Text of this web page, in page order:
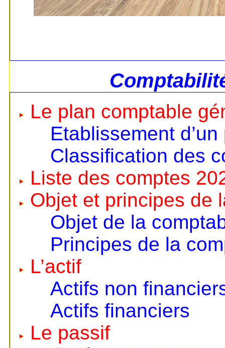
Le plan comptable
Etablissement
Classification des
Liste des comptes
Objet et principes de
Objet de la
Principes de la
L’actif
Actifs non
Actifs financiers
Le passif